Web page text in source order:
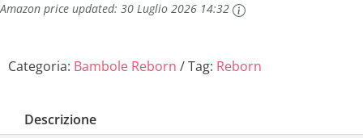
Amazon price updated: 30 Luglio 2026 14:32
Categoria: Bambole Reborn Tag: Reborn
Descrizione